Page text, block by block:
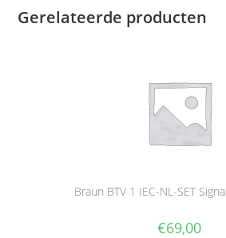
Gerelateerde producten
Braun BTV 1 IEC-NL-SET
€69,00